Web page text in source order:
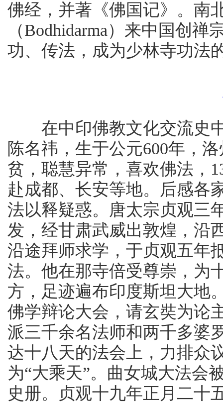
佛经，并著《佛国记》。南
（Bodhidarma）来中国创
功、传法，成为少林寺功法
在中印佛教文化交流史中
陈名祎，生于公元600年，
贫，聪慧异常，喜欢佛法，
赴成都、长安等地。后感各
法以释疑惑。唐太宗贞观三
发，经甘肃武威出敦煌，沿
沿途拜师求学，于贞观五年
法。他在那寺倍受尊崇，为
方，足迹遍布印度斯坦大地
佛学辩论大会，请玄奘为论
派三千余名法师和两千多婆
达十八天的法会上，力排众
为“大乘天”。曲女城大法会
史册。贞观十九年正月二十